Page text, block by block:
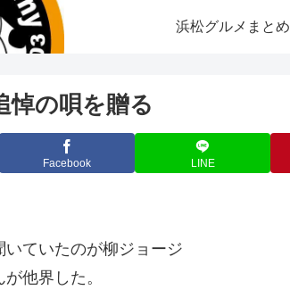
浜松グルメまとめ
悼の唄を贈る
Facebook LINE
ていたのが柳ジョージ
他界した。